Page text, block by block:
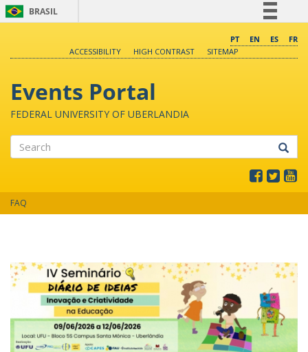
BRASIL
Comunica BR
Canais
PT EN ES
FR
ACCESSIBILITY
HIGH CONTRAST SITEMAP
Events Portal
FEDERAL UNIVERSITY OF UBERLANDIA
FAQ